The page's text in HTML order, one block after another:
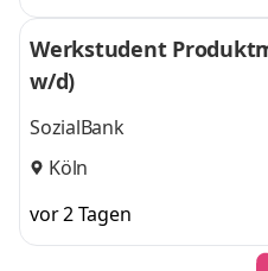
Leipzig, München, und 4
Werkstudent
w/d)
SozialBank
Köln
vor 2 Tagen